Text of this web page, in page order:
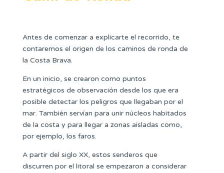
Antes de comenzar a explicarte el recorrido, te
contaremos el origen de los caminos de ronda de
la Costa Brava.
En un inicio, se crearon como puntos
estratégicos de observación desde los que era
posible detectar los peligros que llegaban por el
mar. También servían para unir núcleos habitados
de la costa y para llegar a zonas aisladas como,
por ejemplo, los faros.
A partir del siglo XX, estos senderos que
discurren por el litoral se empezaron a considerar